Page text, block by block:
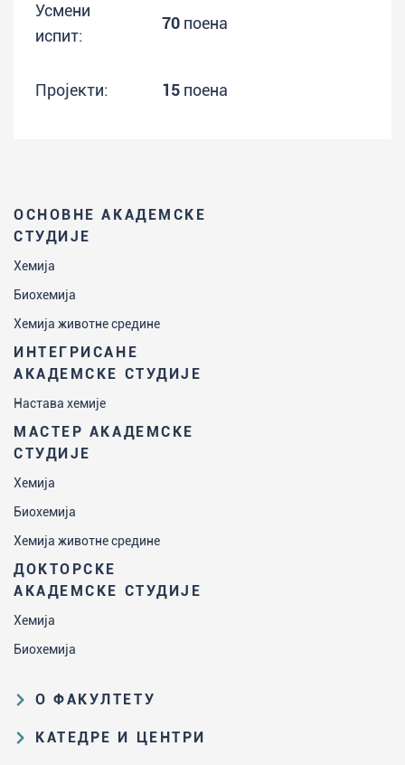
ОСНОВНЕ АКАДЕМСКЕ
СТУДИЈЕ
Хемија
Биохемија
Хемија животне средине
ИНТЕГРИСАНЕ
АКАДЕМСКЕ СТУДИЈЕ
Настава хемије
МАСТЕР АКАДЕМСКЕ
СТУДИЈЕ
Хемија
Биохемија
Хемија животне средине
ДОКТОРСКЕ
АКАДЕМСКЕ СТУДИЈЕ
Хемија
Биохемија
О ФАКУЛТЕТУ
Образовна и научна делатност
КАТЕДРЕ И ЦЕНТРИ
Усмени
испит:
70 поена
Пројекти: 15 поена